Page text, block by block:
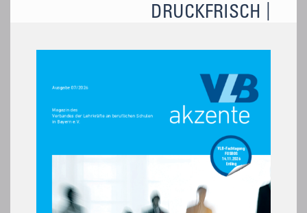
DRUCKFRISCH